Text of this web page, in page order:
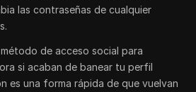
las contraseñas de cualquier
de acceso social para
si acaban de banear tu perfil
es una forma rápida de que vuelvan